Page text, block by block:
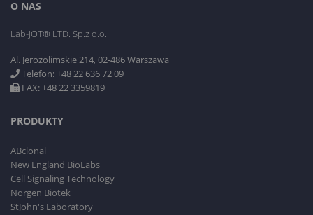
O NAS
Lab-JOT® LTD. Sp.z o.o.
Al. Jerozolimskie 214, 02-486 Warszawa
Telefon: +48 22 636 72 09
FAX: +48 22 3359819
PRODUKTY
ABclonal
New England BioLabs
Cell Signaling Technology
Norgen Biotek
StJohn's Laboratory